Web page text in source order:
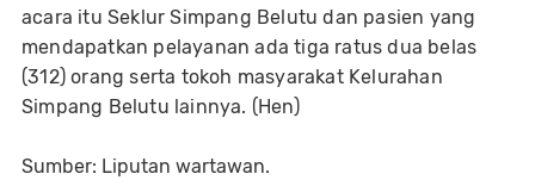
acara itu Seklur Simpang Belutu dan pasien yang
mendapatkan pelayanan ada tiga ratus dua belas
(312) orang serta tokoh masyarakat Kelurahan
Simpang Belutu lainnya. (Hen)
Sumber: Liputan wartawan.